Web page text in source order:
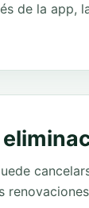
de la app,